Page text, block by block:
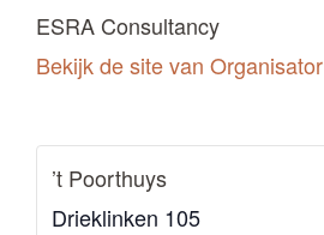
ESRA Consultancy
Bekijk de site van Organisator
’t Poorthuys
Drieklinken 105